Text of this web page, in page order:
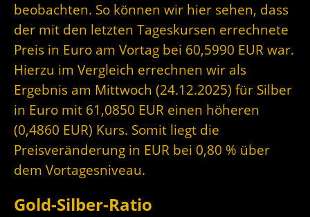
beobachten. So können wir hier sehen, dass
der mit den letzten Tageskursen errechnete
Preis in Euro am Vortag bei 60,5990 EUR war.
Hierzu im Vergleich errechnen wir als
Ergebnis am Mittwoch (24.12.2025) für Silber
in Euro mit 61,0850 EUR einen höheren
(0,4860 EUR) Kurs. Somit liegt die
Preisveränderung in EUR bei 0,80 % über
dem Vortagesniveau.
Gold-Silber-Ratio